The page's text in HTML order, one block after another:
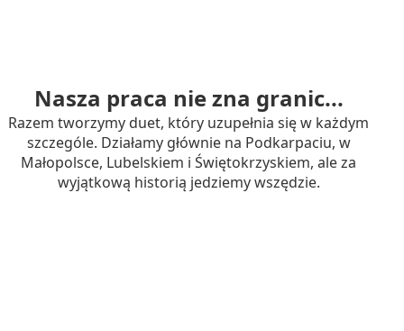
Nasza praca nie zna granic...
Razem tworzymy duet, który uzupełnia się w każdym
szczególe. Działamy głównie na Podkarpaciu, w
Małopolsce, Lubelskiem i Świętokrzyskiem, ale za
wyjątkową historią jedziemy wszędzie.